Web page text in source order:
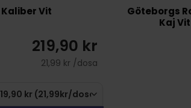
Kaliber Vit
219,90 kr
21,99 kr /dosa
Göteborgs
Kaj